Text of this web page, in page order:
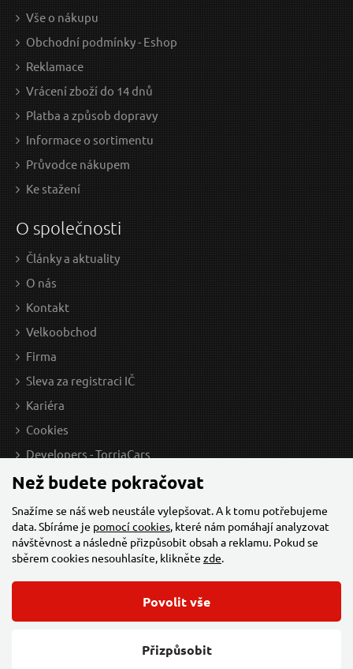
Vše o nákupu
Obchodní podmínky - Eshop
Reklamace
Vrácení zboží do 14 dnů
Platba a způsob dopravy
Informace o sortimentu
Průvodce nákupem
Ke stažení
O společnosti
Články a aktuality
O nás
Kontakt
Velkoobchod
Firma
Sleva za registraci IČ
Kariéra
Cookies
Developers - TorriaCars
Změnit nastavení cookies
Než budete pokračovat
Snažíme se náš web neustále vylepšovat. A k tomu potřebujeme
data. Sbíráme je pomocí cookies, které nám pomáhají analyzovat
návštěvnost a následně přizpůsobit obsah a reklamu. Pokud se
sběrem cookies nesouhlasíte, klikněte zde.
Přizpůsobit
Povolit vše